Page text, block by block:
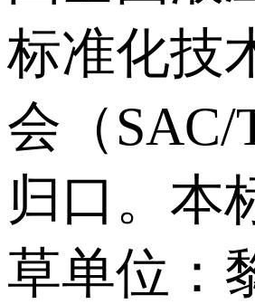
标准化技
会（SAC/
归口。本
草单位：